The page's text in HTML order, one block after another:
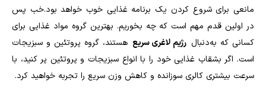
مانعی برای شروع کردن یک برنامه غذایی خوب خواهد بود.خب پس
در اولین قدم مهم است که چه بخوریم. بهترین گروه مواد غذایی برای
کسانی که بهدنبال رژیم لاغری سریع هستند، گروه پروتئین و سبزیجات
است. اگر بشقاب غذایی خود را با انواع سبزیجات و پروتئین پر کنید، با
سرعت بیشتری کالری سوزانده و کاهش وزن سریع را تجربه خواهید کرد.